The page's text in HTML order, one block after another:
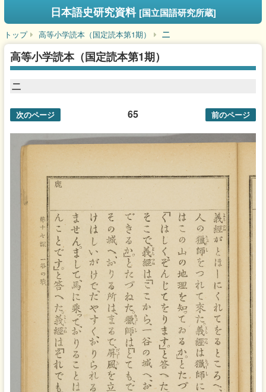
日本語史研究資料 [国立国語研究所蔵]
トップ 高等小学読本（国定読本第1期） 二
高等小学読本（国定読本第1期）
二
65
次のページ 前のページ